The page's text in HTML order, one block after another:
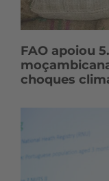
FAO apoiou
choques